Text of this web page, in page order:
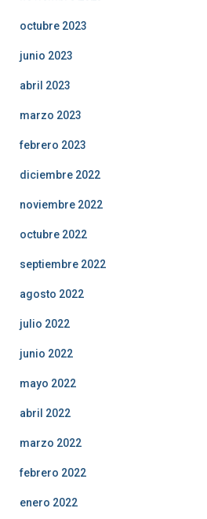
octubre 2023
junio 2023
abril 2023
marzo 2023
febrero 2023
diciembre 2022
noviembre 2022
octubre 2022
septiembre 2022
agosto 2022
julio 2022
junio 2022
mayo 2022
abril 2022
marzo 2022
febrero 2022
enero 2022